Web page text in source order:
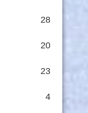
28
20
23
4